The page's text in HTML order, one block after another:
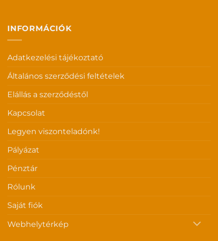
INFORMÁCIÓK
Adatkezelési tájékoztató
Általános szerződési feltételek
Elállás a szerződéstől
Kapcsolat
Legyen viszonteladónk!
Pályázat
Pénztár
Rólunk
Saját fiók
Webhelytérkép